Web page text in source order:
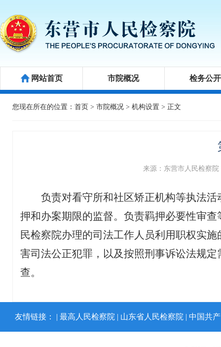
网站首页 市院概况 检务公开
您现在所在的位置： 首页 > 市院概况 > 机构设置 > 正文
来源：东营市人民检察院
负责对看守所和社区矫正机构等执法
押和办案期限的监督。负责羁押必要性审
民检察院办理的司法工作人员利用职权实
害司法公正犯罪，以及按照刑事诉讼法规
查。
友情链接： | 最高人民检察院 | 山东省人民检察院 | 中国共